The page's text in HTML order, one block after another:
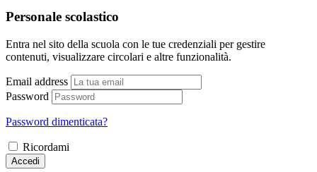
Personale scolastico
Entra nel sito della scuola con le tue credenziali per gestire
contenuti, visualizzare circolari e altre funzionalità.
Email address
Password
Password dimenticata?
Ricordami
Accedi